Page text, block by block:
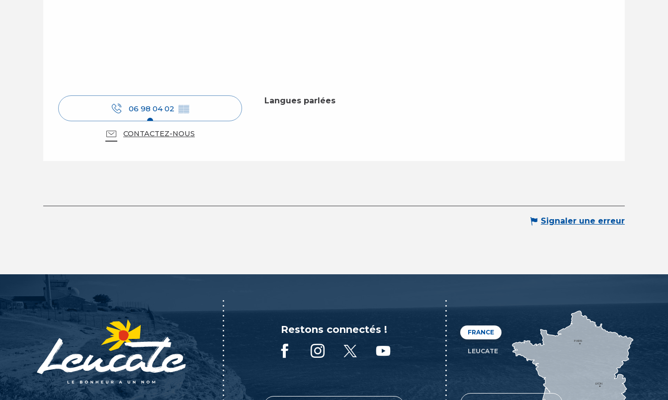
06 98 04 02 ▒▒
CONTACTEZ-NOUS
Langues parlées
Langues parlées
Signaler une erreur
Restons connectés ! FRANCE
LEUCATE
LYON
PARIS